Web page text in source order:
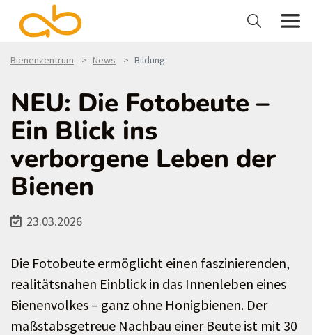
Bienenzentrum News Bildung
NEU: Die Fotobeute –
Ein Blick ins
verborgene Leben der
Bienen
23.03.2026
Die Fotobeute ermöglicht einen faszinierenden,
realitätsnahen Einblick in das Innenleben eines
Bienenvolkes – ganz ohne Honigbienen. Der
maßstabsgetreue Nachbau einer Beute ist mit 30